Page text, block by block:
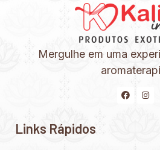
Mergulhe em uma
Links Rápidos